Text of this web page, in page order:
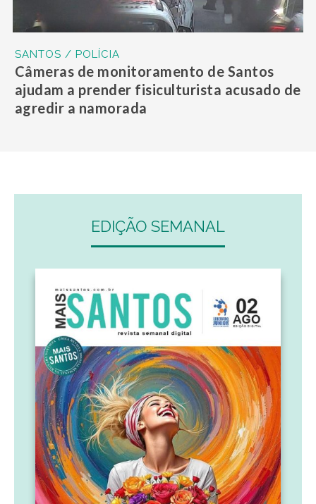
SANTOS / POLÍCIA
Câmeras de monitoramento de Santos
ajudam a prender fisiculturista acusado de
agredir a namorada
EDIÇÃO SEMANAL